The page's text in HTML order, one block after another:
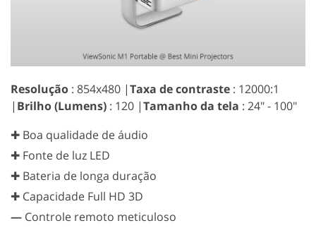
Resolução : 854x480 |Taxa de contraste : 12000:1
| Brilho (Lumens) : 120 |Tamanho da tela : 24" - 100"
✚ Boa qualidade de áudio
✚ Fonte de luz LED
✚ Bateria de longa duração
✚ Capacidade Full HD 3D
— Controle remoto meticuloso